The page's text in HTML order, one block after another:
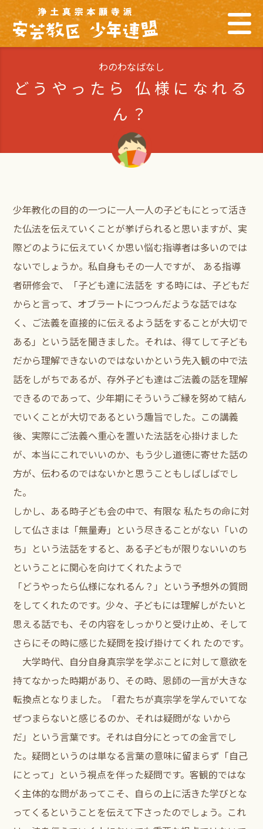
わのわなばなし
どうやったら 仏様になれる
ん？
少年教化の目的の一つに一人一人の子どもにとって活き
た仏法を伝えていくことが挙げられると思いますが、実
際どのように伝えていくか思い悩む指導者は多いのでは
ないでしょうか。私自身もその一人ですが、 ある指導
者研修会で、「子ども達に法話を する時には、子どもだ
からと言って、オブラートにつつんだような話ではな
く、ご法義を直接的に伝えるよう話をすることが大切で
ある」という話を聞きました。それは、得てして子ども
だから理解できないのではないかという先入観の中で法
話をしがちであるが、存外子ども達はご法義の話を理解
できるのであって、少年期にそういうご縁を努めて結ん
でいくことが大切であるという趣旨でした。この講義
後、実際にご法義へ重心を置いた法話を心掛けました
が、本当にこれでいいのか、もう少し道徳に寄せた話の
方が、伝わるのではないかと思うこともしばしばでし
た。
しかし、ある時子ども会の中で、有限な 私たちの命に対
して仏さまは「無量寿」という尽きることがない「いの
ち」という法話をすると、ある子どもが限りないいのち
ということに関心を向けてくれたようで
「どうやったら仏様になれるん？」という予想外の質問
をしてくれたのです。少々、子どもには理解しがたいと
思える話でも、その内容をしっかりと受け止め、そして
さらにその時に感じた疑問を投げ掛けてくれ たのです。
大学時代、自分自身真宗学を学ぶことに対して意欲を
持てなかった時期があり、その時、恩師の一言が大きな
転換点となりました。「君たちが真宗学を学んでいてな
ぜつまらないと感じるのか、それは疑問がな いから
だ」という言葉です。それは自分にとっての金言でし
た。疑問というのは単なる言葉の意味に留まらず「自己
にとって」という視点を伴った疑問です。客観的ではな
く主体的な問があってこそ、自らの上に活きた学びとな
ってくるということを伝えて下さったのでしょう。これ